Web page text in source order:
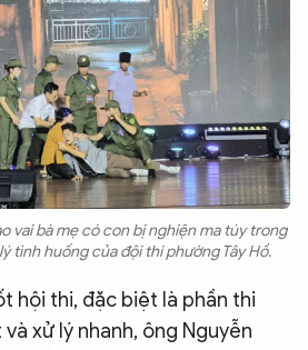
vai bà mẹ có con bị nghiện ma túy trong
tình huống của đội thi phường Tây Hồ.
hội thi, đặc biệt là phần thi
xử lý nhanh, ông Nguyễn